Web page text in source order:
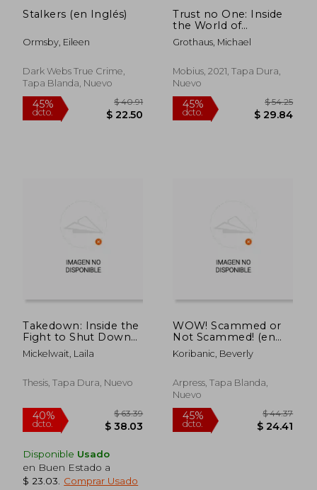
Stalkers (en Inglés)
Ormsby, Eileen
Dark Webs True Crime,
Tapa Blanda, Nuevo
Trust no One: Inside
the World of
Deepfakes (en Inglés)
Grothaus, Michael
Mobius, 2021, Tapa Dura,
Nuevo
Takedown: Inside the
Fight to Shut Down
Pornhub for Child
Abuse, Rape, and Sex
Mickelwait, Laila
Thesis, Tapa Dura, Nuevo
Disponible Usado
en Buen Estado a
$ 23.03
Comprar Usado
WOW! Scammed or
Not Scammed! (en
Inglés)
Koribanic, Beverly
Arpress, Tapa Blanda,
Nuevo